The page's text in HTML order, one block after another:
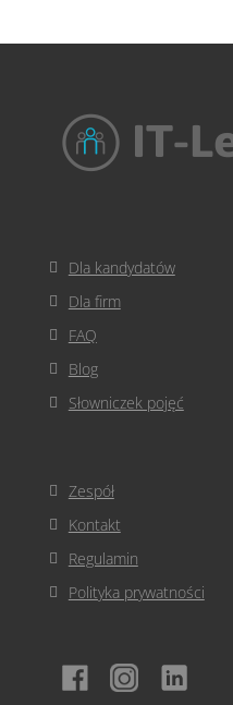
Dla kandydatów
Dla firm
FAQ
Blog
Słowniczek pojęć
Zespół
Kontakt
Regulamin
Polityka prywatności